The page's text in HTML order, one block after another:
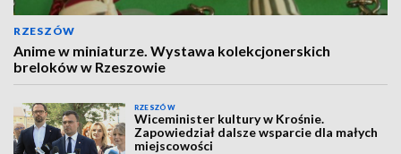
RZESZÓW
Anime w miniaturze. Wystawa kolekcjonerskich
breloków w Rzeszowie
RZESZÓW
Wiceminister kultury w Krośnie.
Zapowiedział dalsze wsparcie dla małych
miejscowości